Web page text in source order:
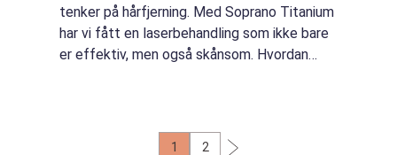
tenker på hårfjerning. Med Soprano Titanium
har vi fått en laserbehandling som ikke bare
er effektiv, men også skånsom. Hvordan
1 2